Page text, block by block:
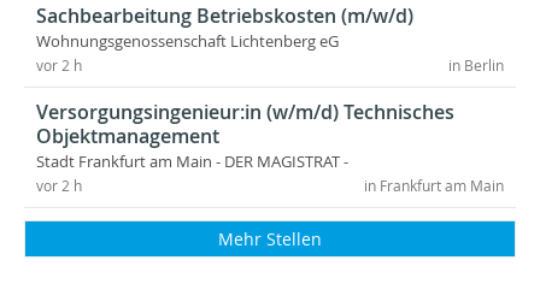
Sachbearbeitung Betriebskosten (m/w/d)
Wohnungsgenossenschaft Lichtenberg eG
in Berlin
vor 2 h
Versorgungsingenieur:in (w/m/d) Technisches
Objektmanagement
Stadt Frankfurt am Main - DER MAGISTRAT -
in Frankfurt am Main
vor 2 h
Mehr Stellen